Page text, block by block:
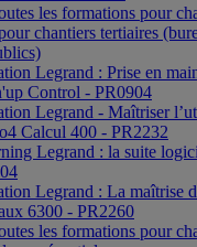
les formations pour
chantiers tertiaires
Legrand : Prise en
Control - PR0904
Legrand - Maîtriser
Calcul 400 - PR2232
Legrand : la suite
Legrand : La maîtrise
6300 - PR2260
les formations pour